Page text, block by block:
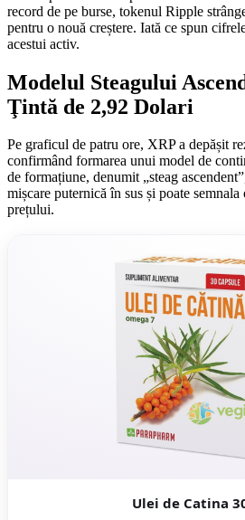
record de pe burse, tokenul Ripple
pentru o nouă creștere. Iată ce spun
acestui activ.
Modelul Steagului
Ţintă de 2,92 Dolari
Pe graficul de patru ore, XRP a depășit
confirmând formarea unui model de
de formațiune, denumit „steag
mișcare puternică în sus și poate semnala
prețului.
Ulei de Catina